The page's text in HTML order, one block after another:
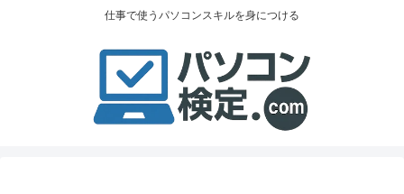
仕事で使うパソコンスキルを身につける